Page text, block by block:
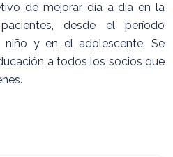
de mejorar día a día en la
desde el período
niño y en el adolescente. Se
a todos los socios que